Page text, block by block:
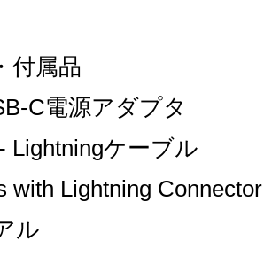
付属品
C電源アダプタ
Lightningケーブル
with Lightning Connector
ル